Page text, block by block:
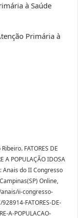
à Saúde
Primária à
FATORES DE
A POPULAÇÃO IDOSA
Anais do II Congresso
Online,
ii-congresso-
FATORES-DE-
A-POPULACAO-